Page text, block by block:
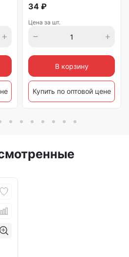
34 ₽
Цена за шт.
В корзину
Купить по оптовой цене